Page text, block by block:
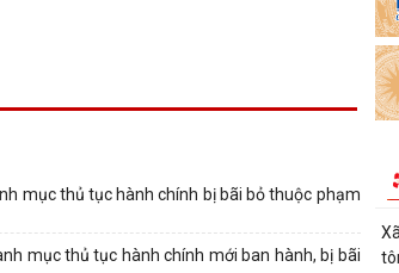
mục thủ tục hành chính bị bãi bỏ thuộc phạm
mục thủ tục hành chính mới ban hành, bị bãi